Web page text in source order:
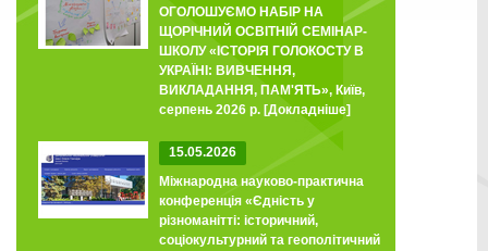
ОГОЛОШУЄМО НАБІР НА
ЩОРІЧНИЙ ОСВІТНІЙ СЕМІНАР-
ШКОЛУ «ІСТОРІЯ ГОЛОКОСТУ В
УКРАЇНІ: ВИВЧЕННЯ,
ВИКЛАДАННЯ, ПАМ'ЯТЬ», Київ,
серпень 2026 р. [Докладніше]
15.05.2026
Міжнародна науково-практична
конференція «Єдність у
різноманітті: історичний,
соціокультурний та геополітичний